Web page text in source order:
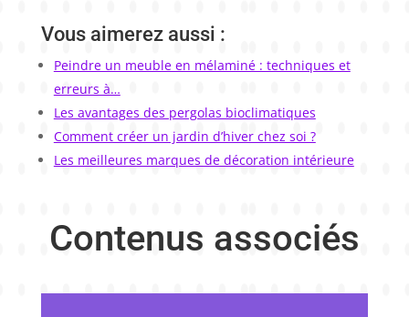
Vous aimerez aussi :
Peindre un meuble en mélaminé : techniques et
erreurs à…
Les avantages des pergolas bioclimatiques
Comment créer un jardin d’hiver chez soi ?
Les meilleures marques de décoration intérieure
Contenus associés